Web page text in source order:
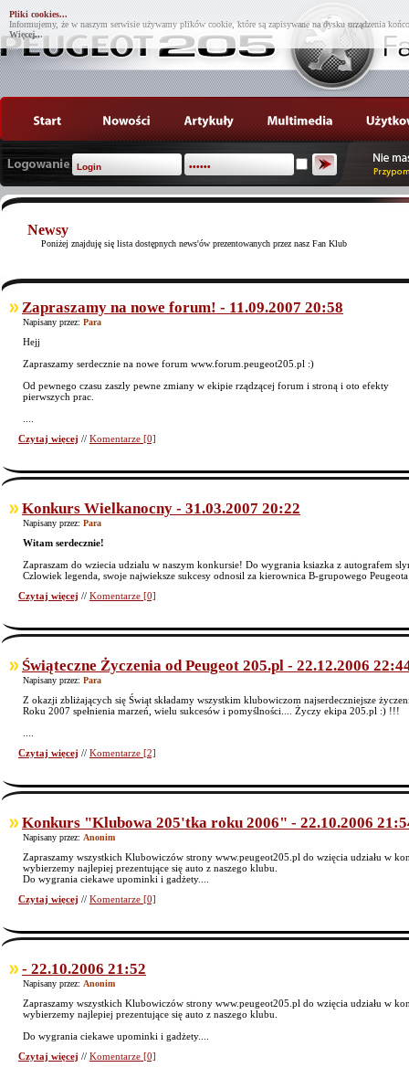
Pliki cookies...
Informujemy, że w naszym serwisie używamy plików cookie, które są zapisywane na dysku urządzenia
Więcej...
Newsy
Poniżej znajduję się lista dostępnych news'ów prezentowanych przez nasz Fan Klub
Zapraszamy na nowe forum! - 11.09.2007 20:58
Napisany przez: Para
Hejj
Zapraszamy serdecznie na nowe forum www.forum.peugeot205.pl :)
Od pewnego czasu zaszly pewne zmiany w ekipie rządzącej forum i stroną i oto efekty
pierwszych prac.
Czytaj więcej // Komentarze [0]
Konkurs Wielkanocny - 31.03.2007 20:22
Napisany przez: Para
Witam serdecznie!
Zapraszam do wziecia udzialu w naszym konkursie! Do wygrania ksiazka z autografem
Czlowiek legenda, swoje najwieksze sukcesy odnosil za kierownica B-grupowego
Czytaj więcej // Komentarze [0]
Świąteczne Życzenia od Peugeot 205.pl - 22.12.2006
Napisany przez: Para
Z okazji zbliżających się Świąt składamy wszystkim klubowiczom najserdeczniejsze
Roku 2007 spełnienia marzeń, wielu sukcesów i pomyślności.... Życzy ekipa 205.pl :) !!!
Czytaj więcej // Komentarze [2]
Konkurs "Klubowa 205'tka roku 2006" - 22.10.2006
Napisany przez: Anonim
Zapraszamy wszystkich Klubowiczów strony www.peugeot205.pl do wzięcia udziału w
wybierzemy najlepiej prezentujące się auto z naszego klubu.
Do wygrania ciekawe upominki i gadżety....
Czytaj więcej // Komentarze [0]
- 22.10.2006 21:52
Napisany przez: Anonim
Zapraszamy wszystkich Klubowiczów strony www.peugeot205.pl do wzięcia udziału w
wybierzemy najlepiej prezentujące się auto z naszego klubu.
Do wygrania ciekawe upominki i gadżety....
Czytaj więcej // Komentarze [0]